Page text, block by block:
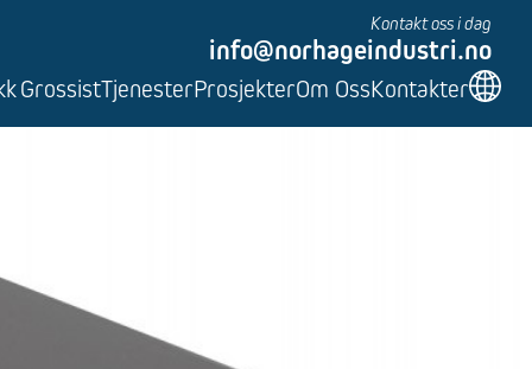
GrossistTjenesterProsjekterOm OssKontakter
Kontakt oss i dag
info@norhageindustri.no